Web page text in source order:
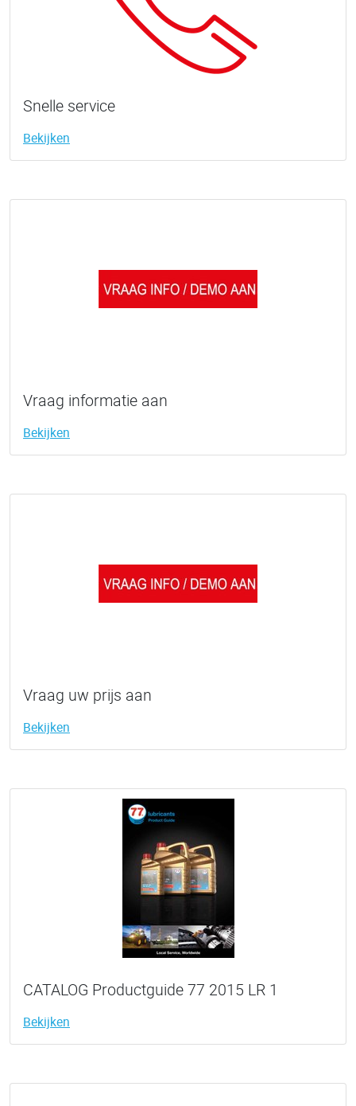
Snelle service
Bekijken
Vraag informatie aan
Bekijken
Vraag uw prijs aan
Bekijken
CATALOG Productguide 77 2015 LR 1
Bekijken